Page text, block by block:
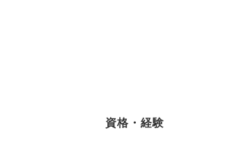
資格・経験